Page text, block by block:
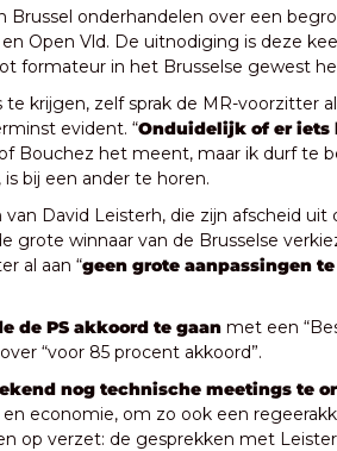
Brussel onderhandelen over een
Open Vld. De uitnodiging is deze
formateur in het Brusselse gewest
krijgen, zelf sprak de MR-voorzitter
evident. “Onduidelijk of er iets
Bouchez het meent, maar ik durf te
bij een ander te horen.
David Leisterh, die zijn afscheid uit
grote winnaar van de Brusselse
al aan “geen grote aanpassingen
de PS akkoord te gaan met een
“voor 85 procent akkoord”.
nog technische meetings te
economie, om zo ook een
op verzet: de gesprekken met